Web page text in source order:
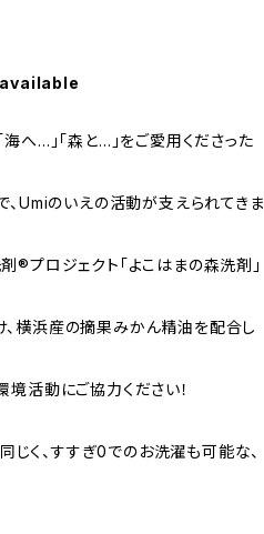
へ…」「森と…」をご愛用くださった
、Umiのいえの活動が支えられてきま
®プロジェクト「よこはまの森洗剤」
横浜産の摘果みかん精油を配合し
境活動にご協力ください！
じく、すすぎ0でのお洗濯も可能な、